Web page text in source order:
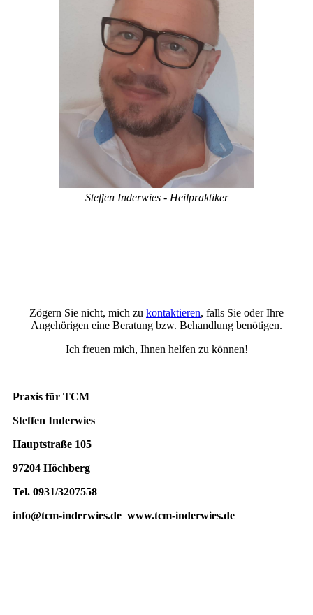
Steffen Inderwies - Heilpraktiker
Zögern Sie nicht, mich zu kontaktieren, falls Sie oder Ihre
Angehörigen eine Beratung bzw. Behandlung benötigen.
Ich freuen mich, Ihnen helfen zu können!
Praxis für TCM
Steffen Inderwies
Hauptstraße 105
97204 Höchberg
Tel. 0931/3207558
info@tcm-inderwies.de www.tcm-inderwies.de